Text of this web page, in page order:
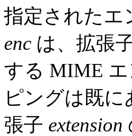
指定された
enc は、拡張
する MIME
ピングは既
張子 extension